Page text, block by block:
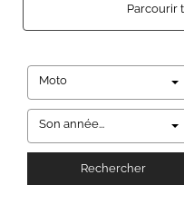
Parcourir
Moto
Son année...
Rechercher